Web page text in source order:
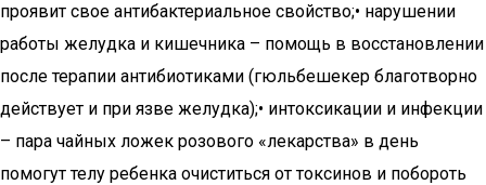
проявит свое антибактериальное свойство;• нарушении
работы желудка и кишечника – помощь в восстановлении
после терапии антибиотиками (гюльбешекер благотворно
действует и при язве желудка);• интоксикации и инфекции
– пара чайных ложек розового «лекарства» в день
помогут телу ребенка очиститься от токсинов и побороть